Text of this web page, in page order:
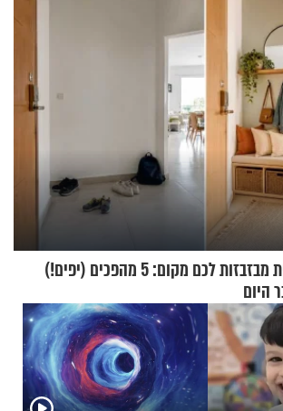
הפינות הריקות בבית מבזבזות לכם מקום: 5 מהפכים (יפים!)
היום